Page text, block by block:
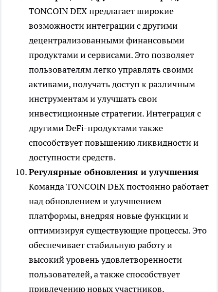
TONCOIN DEX предлагает широкие
возможности интеграции с другими
децентрализованными финансовыми
продуктами и сервисами. Это позволяет
пользователям легко управлять своими
активами, получать доступ к различным
инструментам и улучшать свои
инвестиционные стратегии. Интеграция с
другими DeFi-продуктами также
способствует повышению ликвидности и
доступности средств.
Регулярные обновления и улучшения
Команда TONCOIN DEX постоянно работает
над обновлением и улучшением
платформы, внедряя новые функции и
оптимизируя существующие процессы. Это
обеспечивает стабильную работу и
высокий уровень удовлетворенности
пользователей, а также способствует
привлечению новых участников.